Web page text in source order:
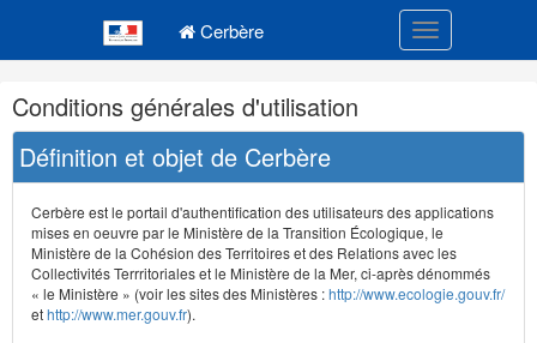
Cerbère Toggle
Navigation
et
outils
annexes
Conditions générales d'utilisation
Définition et objet de Cerbère
Cerbère est le portail d'authentification des utilisateurs des applications
mises en oeuvre par le Ministère de la Transition Écologique, le
Ministère de la Cohésion des Territoires et des Relations avec les
Collectivités Terrritoriales et le Ministère de la Mer, ci-après dénommés
« le Ministère » (voir les sites des Ministères :http://www.ecologie.gouv.fr/
ethttp://www.mer.gouv.fr).